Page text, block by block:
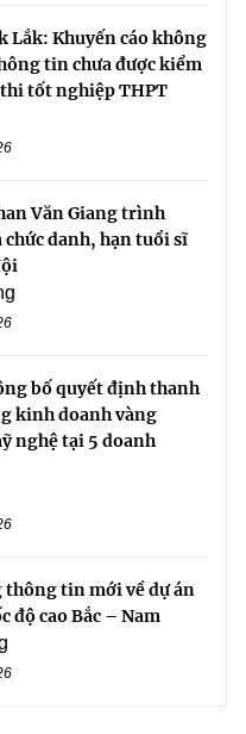
Lắk: Khuyến cáo không
tin chưa được kiểm
tốt nghiệp THPT
Văn Giang trình
chức danh, hạn tuổi sĩ
bố quyết định thanh
kinh doanh vàng
nghệ tại 5 doanh
thông tin mới về dự án
độ cao Bắc – Nam